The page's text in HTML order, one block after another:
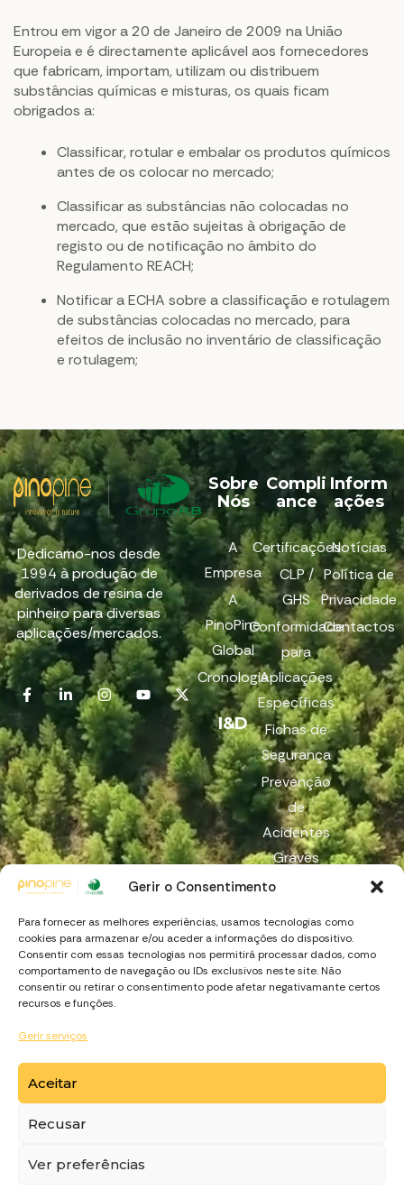
Gerir o Consentimento
Para fornecer as melhores experiências, usamos tecnologias como
cookies para armazenar e/ou aceder a informações do dispositivo.
Consentir com essas tecnologias nos permitirá processar dados, como
comportamento de navegação ou IDs exclusivos neste site. Não
consentir ou retirar o consentimento pode afetar negativamante certos
recursos e funções.
Gerir serviços
Aceitar
Recusar
Ver preferências
Entrou em vigor a 20 de Janeiro de 2009 na União
Europeia e é directamente aplicável aos fornecedores
que fabricam, importam, utilizam ou distribuem
substâncias químicas e misturas, os quais ficam
obrigados a:
Classificar, rotular e embalar os produtos químicos
antes de os colocar no mercado;
Classificar as substâncias não colocadas no
mercado, que estão sujeitas à obrigação de
registo ou de notificação no âmbito do
Regulamento REACH;
Notificar a ECHA sobre a classificação e rotulagem
de substâncias colocadas no mercado, para
efeitos de inclusão no inventário de classificação
e rotulagem;
Dedicamo-nos desde
1994 à produção de
derivados de resina de
pinheiro para diversas
aplicações/mercados.
Sobre
Nós
A
Empresa
A
PinoPine
Global
Cronologia
I&D
Compli
ance
Certificações
CLP /
GHS
Conformidade
para
Aplicações
Específicas
Fichas de
Segurança
Prevenção
de
Acidentes
Graves
Denúncia
Inform
ações
Notícias
Política de
Privacidade
Contactos
https://recuperarportugal.gov.pt